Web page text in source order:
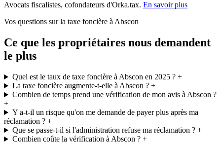
Avocats fiscalistes, cofondateurs d'Orka.tax. En savoir plus
Vos questions sur la taxe foncière à Abscon
Ce que les propriétaires nous demandent
le plus
Quel est le taux de taxe foncière à Abscon en 2025 ?+
La taxe foncière augmente-t-elle à Abscon ?+
Combien de temps prend une vérification de mon avis à Abscon ?
+
Y a-t-il un risque qu'on me demande de payer plus après ma
réclamation ? +
Que se passe-t-il si l'administration refuse ma réclamation ?+
Combien coûte la vérification à Abscon ?+